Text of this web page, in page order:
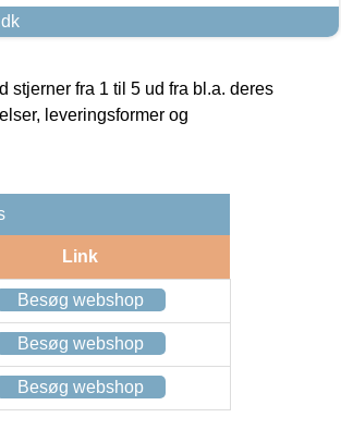
fra 1 til 5 ud fra bl.a. deres
leveringsformer og
Link
Besøg webshop
Besøg webshop
Besøg webshop